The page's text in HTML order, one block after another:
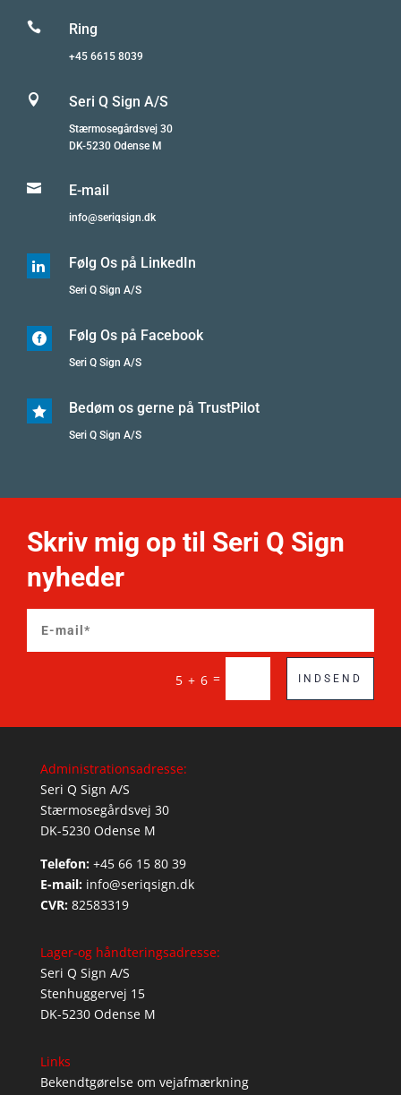
 Ring
+45 6615 8039
 Seri Q Sign A/S
Stærmosegårdsvej 30
DK-5230 Odense M
 E-mail
info@seriqsign.dk
 Følg Os på LinkedIn
Seri Q Sign A/S
 Følg Os på Facebook
Seri Q Sign A/S
 Bedøm os gerne på TrustPilot
Seri Q Sign A/S
Skriv mig op til Seri Q Sign
nyheder
5 + 6 = INDSEND
Administrationsadresse:
Seri Q Sign A/S
Stærmosegårdsvej 30
DK-5230 Odense M
Telefon: +45 66 15 80 39
E-mail: info@seriqsign.dk
CVR: 82583319
Lager-og håndteringsadresse:
Seri Q Sign A/S
Stenhuggervej 15
DK-5230 Odense M
Links
Bekendtgørelse om vejafmærkning